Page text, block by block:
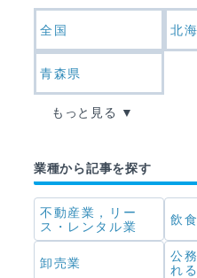
全国 北
青森県
もっと見る
業種から記事を探す
不動産業，リー
ス・レンタル業
飲
卸売業
公
れ